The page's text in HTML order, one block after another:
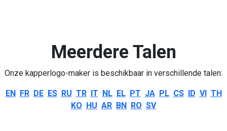
Meerdere Talen
Onze kapperlogo-maker is beschikbaar in verschillende talen:
EN FR DE ES RU TR IT NL EL PT JA PL CS ID VI TH
KO HU AR BN RO SV